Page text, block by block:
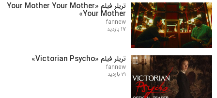
تریلر فیلم «Your Mother Your Mother
Your Mother»
fannew
17 بازدید
تریلر فیلم «Victorian Psycho»
fannew
21 بازدید